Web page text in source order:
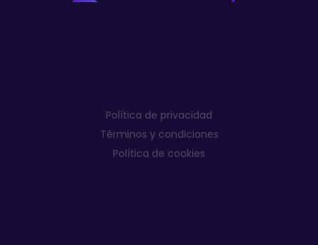
Política de privacidad
Términos y condiciones
Política de cookies